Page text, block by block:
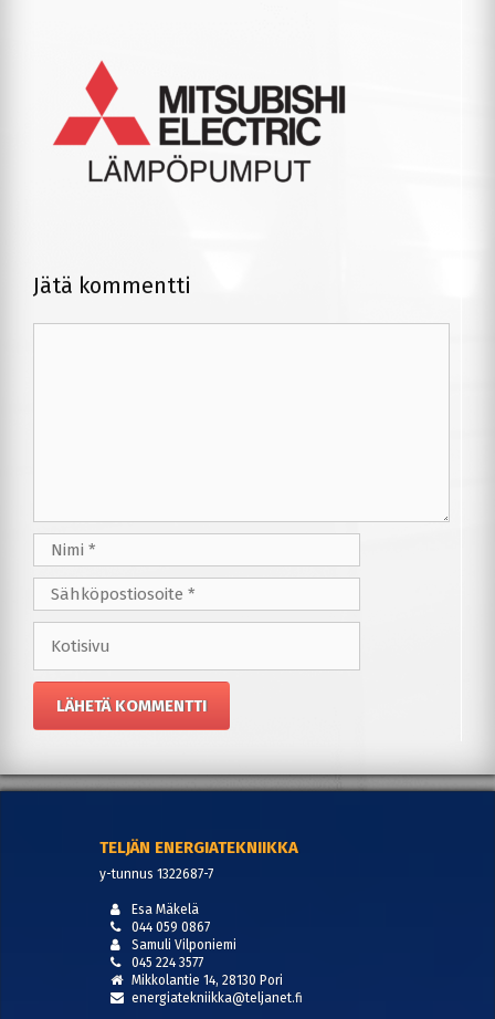
Jätä kommentti
Nimi
Sähköpostiosoite
TELJÄN ENERGIATEKNIIKKA
y-tunnus 1322687-7
Esa Mäkelä
044 059 0867
Samuli Vilponiemi
045 224 3577
Mikkolantie 14, 28130 Pori
energiatekniikka@teljanet.fi